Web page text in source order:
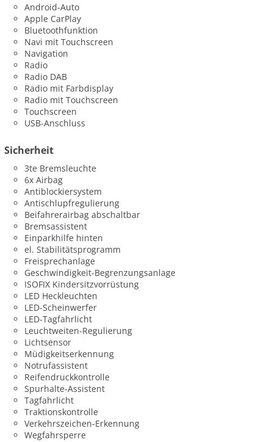
Android-Auto
Apple CarPlay
Bluetoothfunktion
Navi mit Touchscreen
Navigation
Radio
Radio DAB
Radio mit Farbdisplay
Radio mit Touchscreen
Touchscreen
USB-Anschluss
Sicherheit
3te Bremsleuchte
6x Airbag
Antiblockiersystem
Antischlupfregulierung
Beifahrerairbag abschaltbar
Bremsassistent
Einparkhilfe hinten
el. Stabilitätsprogramm
Freisprechanlage
Geschwindigkeit-Begrenzungsanlage
ISOFIX Kindersitzvorrüstung
LED Heckleuchten
LED-Scheinwerfer
LED-Tagfahrlicht
Leuchtweiten-Regulierung
Lichtsensor
Müdigkeitserkennung
Notrufassistent
Reifendruckkontrolle
Spurhalte-Assistent
Tagfahrlicht
Traktionskontrolle
Verkehrszeichen-Erkennung
Wegfahrsperre